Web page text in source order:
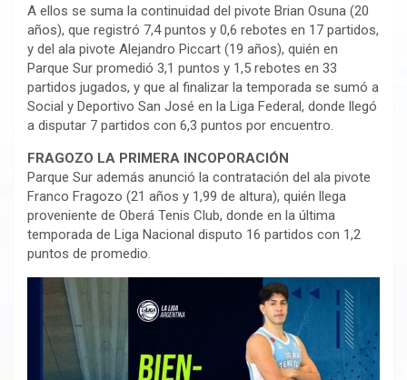
A ellos se suma la continuidad del pivote Brian Osuna (20
años), que registró 7,4 puntos y 0,6 rebotes en 17 partidos,
y del ala pivote Alejandro Piccart (19 años), quién en
Parque Sur promedió 3,1 puntos y 1,5 rebotes en 33
partidos jugados, y que al finalizar la temporada se sumó a
Social y Deportivo San José en la Liga Federal, donde llegó
a disputar 7 partidos con 6,3 puntos por encuentro.
FRAGOZO LA PRIMERA INCOPORACIÓN
Parque Sur además anunció la contratación del ala pivote
Franco Fragozo (21 años y 1,99 de altura), quién llega
proveniente de Oberá Tenis Club, donde en la última
temporada de Liga Nacional disputo 16 partidos con 1,2
puntos de promedio.